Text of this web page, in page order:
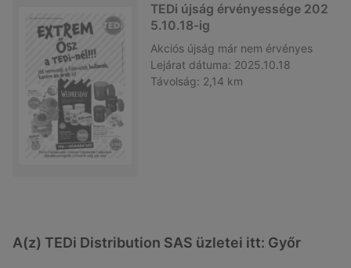
TEDi újság érvényessége 202
5.10.18-ig
Akciós újság már nem érvényes
Lejárat dátuma: 2025.10.18
Távolság: 2,14 km
A(z) TEDi Distribution SAS üzletei itt: Győr